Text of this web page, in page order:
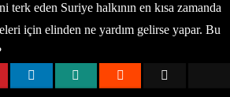
terk eden Suriye halkının en kısa zamanda
için elinden ne yardım gelirse yapar. Bu